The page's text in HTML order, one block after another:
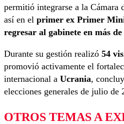
permitió integrarse a la Cámara
así en el primer ex Primer
regresar al gabinete en más
Durante su gestión realizó 54
promovió activamente el
internacional a Ucrania,
elecciones generales de julio de
OTROS TEMAS A